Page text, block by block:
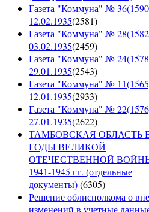
Газета "Коммуна" №
12.02.1935(2581)
Газета "Коммуна" №
03.02.1935(2459)
Газета "Коммуна" №
29.01.1935(2543)
Газета "Коммуна" №
12.01.1935(2933)
Газета "Коммуна" №
27.01.1935(2622)
ТАМБОВСКАЯ ОБЛАСТЬ
ГОДЫ ВЕЛИКОЙ
ОТЕЧЕСТВЕННОЙ
1941-1945 гг. (отдельные
документы)(6305)
Решение облисполкома о